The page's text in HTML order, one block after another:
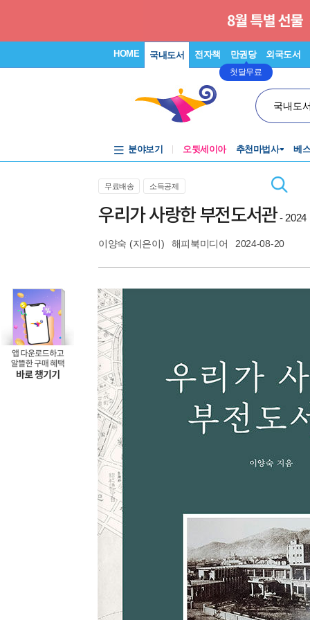
HOME 국내도서 전자책 만권당
첫달무료
외국도서
국내도
분야보기 오뒷세이아 추천마법사 베
무료배송 소득공제
우리가 사랑한 부전도서관-
이양숙 (지은이) 해피북미디어 2024-08-20